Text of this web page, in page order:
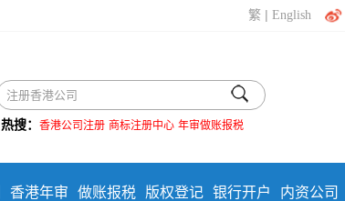
繁 |English
热搜： 香港公司注册 商标注册中心 年审做账报税
香港年审 做账报税 版权登记 银行开户 内资公司